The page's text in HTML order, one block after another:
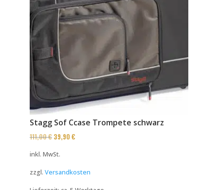
Stagg Sof Ccase Trompete schwarz
111,00€ Ursprünglicher
111,00 €
39,90 €Aktueller
39,90 €.
inkl. MwSt.
zzgl. Versandkosten